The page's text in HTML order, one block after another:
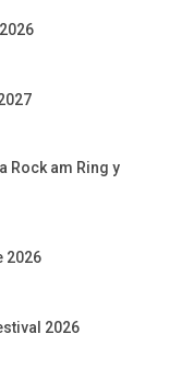
Rock am Ring y
2026
2026